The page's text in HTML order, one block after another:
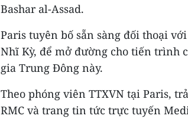
Bashar al-Assad.
Paris tuyên bố sẵn sàng đối thoại
Nhĩ Kỳ, để mở đường cho tiến trình
gia Trung Đông này.
Theo phóng viên TTXVN tại Paris,
RMC và trang tin tức trực tuyến